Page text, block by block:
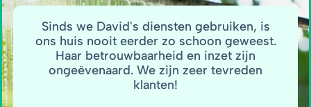
Sinds we David's diensten gebruiken, is
ons huis nooit eerder zo schoon geweest.
Haar betrouwbaarheid en inzet zijn
ongeëvenaard. We zijn zeer tevreden
klanten!